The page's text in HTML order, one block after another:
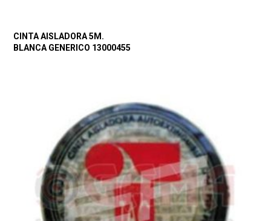
CINTA AISLADORA 5M.
BLANCA GENERICO 13000455